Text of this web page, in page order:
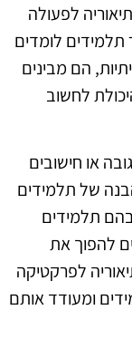
לפעולה
לומדים
הם מבינים
לחשוב
או חישובים
של תלמידים
תלמידים
להפוך את
לפרקטיקה
ומעודד אותם